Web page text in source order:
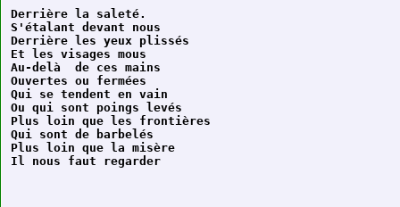
Derrière la saleté.
S'étalant devant nous
Derrière les yeux plissés
Et les visages mous
Au-delà  de ces mains
Ouvertes ou fermées
Qui se tendent en vain
Ou qui sont poings levés
Plus loin que les frontières
Qui sont de barbelés
Plus loin que la misère